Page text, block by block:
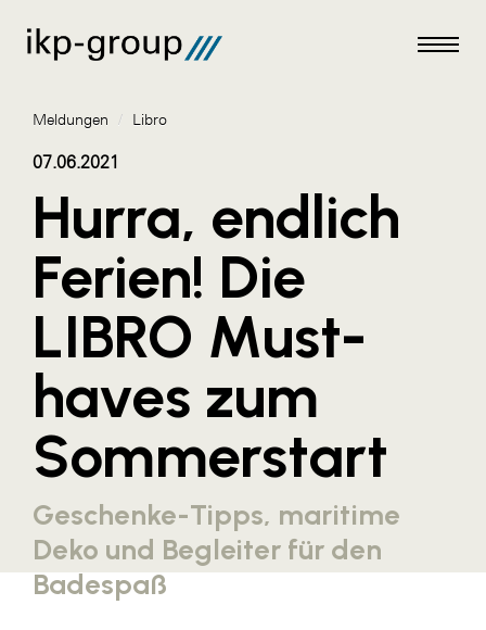
Meldungen
AKTUELLES
ACO
ALEX Krems
Amazon Web Services
Artweger
AustroCel Hallein
Blaguss
Bundesverband Sonnenschutztechnik
Cineplexx
Meldungen / Libro
07.06.2021
Hurra, endlich
Ferien! Die
LIBRO Must-
haves zum
Sommerstart
Geschenke-Tipps, maritime
Deko und Begleiter für den
Badespaß